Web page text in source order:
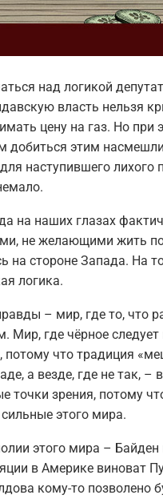
над логикой
власть нельзя
цену на газ. Но
добиться этим
наступившего лихого
на наших глазах
не желающими жить
на стороне Запада. На
логика.
– мир, где то, что
Мир, где чёрное
потому что традиция
а везде, где не так, –
точки зрения, потому
этого мира.
этого мира –
в Америке виноват
кому-то позволено